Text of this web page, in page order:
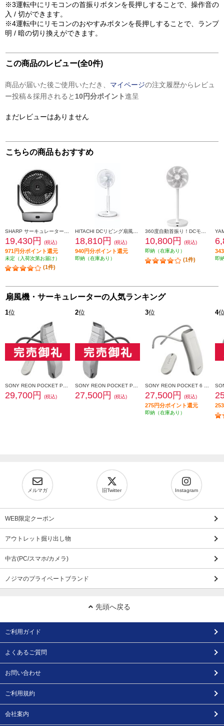
※3運転中にリモコンの首振りボタンを長押しすることで、操作音の
入 / 切ができます。
※4運転中にリモコンのおやすみボタンを長押しすることで、ランプ
明 / 暗の切り換えができます。
この商品のレビュー(全0件)
商品が届いた後ご使用いただき、 マイページの注文履歴からレビュ
ー投稿＆採用されると 10円分ポイント進呈
まだレビューはありません
こちらの商品もおすすめ
19,430円 (税込)
971円分ポイント還元
未定（入荷次第お届け）
(1件)
18,810円 (税込)
940円分ポイント還元
即納（在庫あり）
10,800円
(税込)
即納（在庫あり）
(1件) 即
扇風機・サーキュレーターの人気ランキング
1位
29,700円 (税込)
2位
27,500円 (税込)
3位
27,500円 (税込)
275円分ポイント還元
即納（在庫あり）
4
メルマガ 旧Twitter Instagram
WEB限定クーポン
アウトレット掘り出し物
中古(PC/スマホ/カメラ)
ノジマのプライベートブランド
先頭へ戻る
ご利用ガイド
よくあるご質問
お問い合わせ
ご利用規約
会社案内